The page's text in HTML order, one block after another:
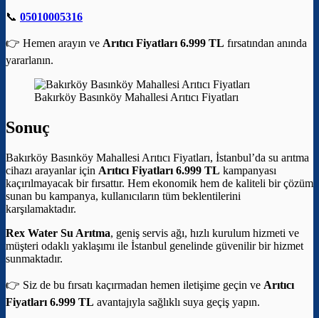
📞 05010005316
👉 Hemen arayın ve Arıtıcı Fiyatları 6.999 TL fırsatından anında
yararlanın.
Bakırköy Basınköy Mahallesi Arıtıcı Fiyatları
Sonuç
Bakırköy Basınköy Mahallesi Arıtıcı Fiyatları, İstanbul’da su arıtma
cihazı arayanlar için Arıtıcı Fiyatları 6.999 TL kampanyası
kaçırılmayacak bir fırsattır. Hem ekonomik hem de kaliteli bir çözüm
sunan bu kampanya, kullanıcıların tüm beklentilerini
karşılamaktadır.
Rex Water Su Arıtma, geniş servis ağı, hızlı kurulum hizmeti ve
müşteri odaklı yaklaşımı ile İstanbul genelinde güvenilir bir hizmet
sunmaktadır.
👉 Siz de bu fırsatı kaçırmadan hemen iletişime geçin ve Arıtıcı
Fiyatları 6.999 TL avantajıyla sağlıklı suya geçiş yapın.